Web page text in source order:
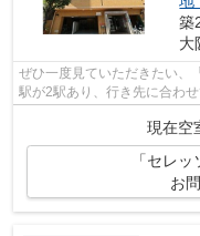
築
大
ぜひ一度見ていただきたい、
駅が2駅あり、行き先に合わ
ションは、弊社イチオシの物
現在空
「セレ
お